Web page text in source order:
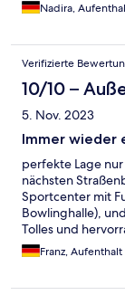
Nadira,
Verifizierte
10/10 –
5. Nov. 2023
Immer wieder
perfekte Lage
nächsten
Sportcenter mit
Bowlinghalle),
Tolles und
Flair...Franz,